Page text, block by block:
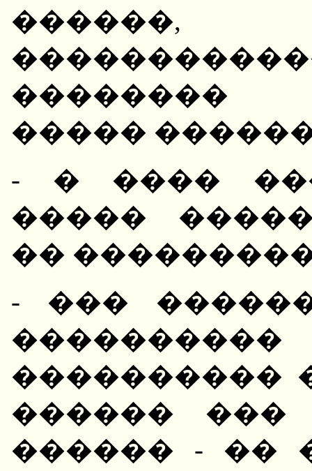
������,
��������
�����
- � ����
�����
��
- ���
����������
������ ���
������ - ��